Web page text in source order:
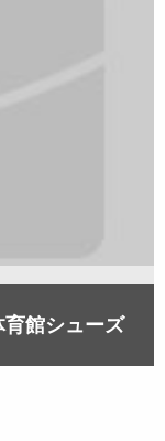
館シューズ